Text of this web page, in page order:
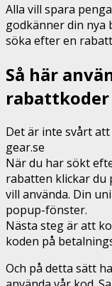
Alla vill spara
godkänner din
söka efter en
Så här
rabattkoder
Det är inte svårt
gear.se
När du har sökt
rabatten klickar du
vill använda. Din
popup-fönster.
Nästa steg är att
koden på
Och på detta sätt